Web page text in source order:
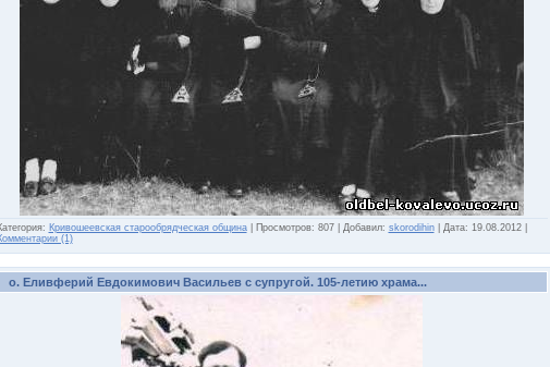
Кривошеевская старообрядческая община Просмотров: 807 Добавил: skorodihin Дата: 19.08.2012
(1)
о. Еливферий Евдокимович Васильев с супругой. 105-летию храма...